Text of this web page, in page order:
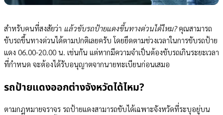
สำหรับคนที่สงสัยว่า แล้วขับรถป้ายแดงขึ้นทางด่วนได้ไหม?คุณสามารถ
ขับรถขึ้นทางด่วนได้ตามปกติเลยครับ โดยยึดตามช่วงเวลาในการขับรถป้าย
แดง 06.00-20.00 น. เช่นกัน แต่หากมีความจำเป็นต้องขับรถเกินระยะเวลา
ที่กำหนด จะต้องได้รับอนุญาตจากนายทะเบียนก่อนเสมอ
รถป้ายแดงออกต่างจังหวัดได้ไหม?
ตามกฎหมายจราจร รถป้ายแดงสามารถขับได้เฉพาะจังหวัดที่ระบุอยู่บน